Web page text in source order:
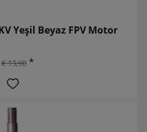
Yeşil Beyaz FPV Motor
€ 13,90 *